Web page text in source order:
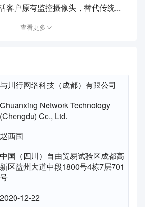
客户原有监控摄像头，替代传统...
查看更多
与川行网络科技（成都）有限公司
Chuanxing Network Technology
(Chengdu) Co., Ltd.
赵西国
中国（四川）自由贸易试验区成都高
新区益州大道中段1800号4栋7层701
号
2020-12-22